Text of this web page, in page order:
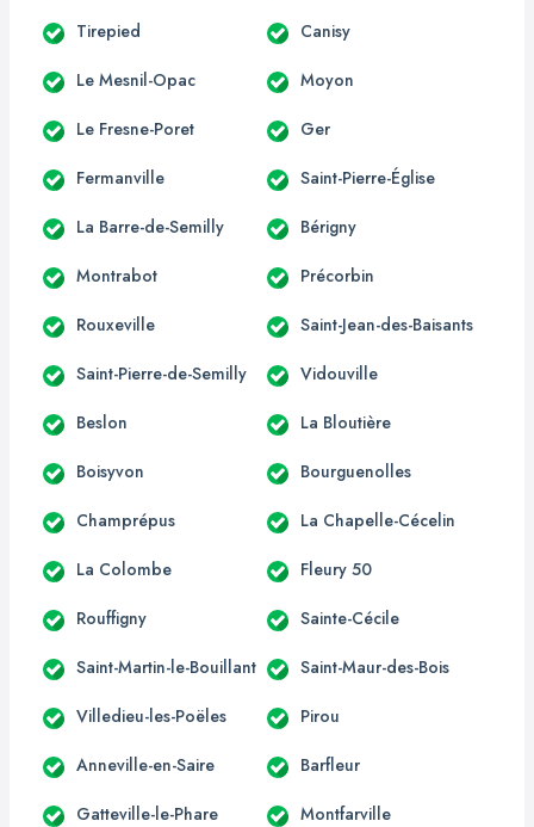
Tirepied Canisy
Le Mesnil-Opac Moyon
Le Fresne-Poret Ger
Fermanville Saint-Pierre-Église
La Barre-de-Semilly Bérigny
Montrabot Précorbin
Rouxeville Saint-Jean-des-Baisants
Saint-Pierre-de-Semilly Vidouville
Beslon La Bloutière
Boisyvon Bourguenolles
Champrépus La Chapelle-Cécelin
La Colombe Fleury 50
Rouffigny Sainte-Cécile
Saint-Martin-le-Bouillant Saint-Maur-des-Bois
Villedieu-les-Poëles Pirou
Anneville-en-Saire Barfleur
Gatteville-le-Phare Montfarville